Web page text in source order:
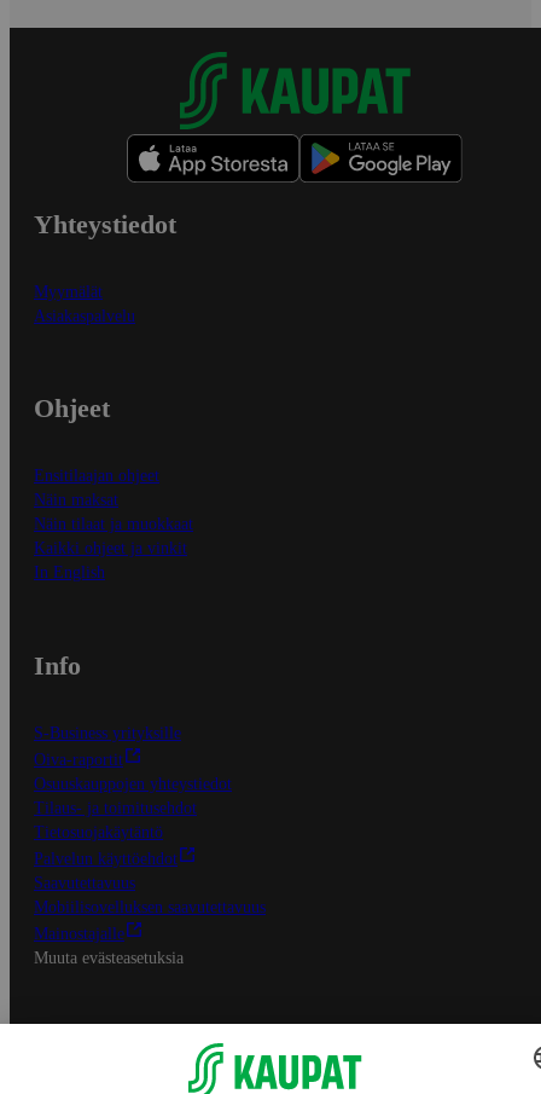
Yhteystiedot
Myymälät
Asiakaspalvelu
Ohjeet
Ensitilaajan ohjeet
Näin maksat
Näin tilaat ja muokkaat
Kaikki ohjeet ja vinkit
In English
Info
S-Business yrityksille
Oiva-raportit
Osuuskauppojen yhteystiedot
Tilaus- ja toimitusehdot
Tietosuojakäytäntö
Palvelun käyttöehdot
Saavutettavuus
Mobiilisovelluksen saavutettavuus
Mainostajalle
Muuta evästeasetuksia
S-ryhmän palvelut